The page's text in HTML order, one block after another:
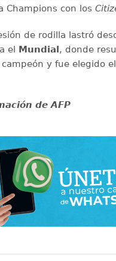
Champions con los
de rodilla lastró
el Mundial, donde
y fue elegido
de AFP